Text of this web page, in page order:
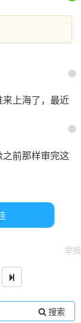
上海了，最近
前那样审完这
的信任，此时
系的汪曼春更
曼春协助。
是跟着汪曼春
了。而她没有收
。
举报
搜索